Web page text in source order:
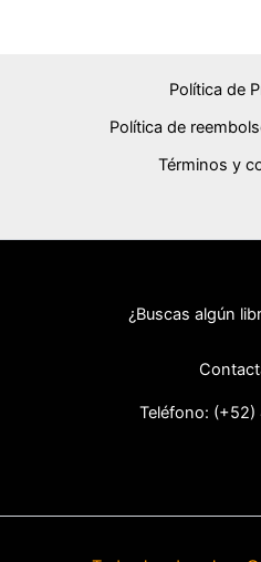
Política de
Política de
Términos y
¿Buscas algún
Teléfono: (+52)